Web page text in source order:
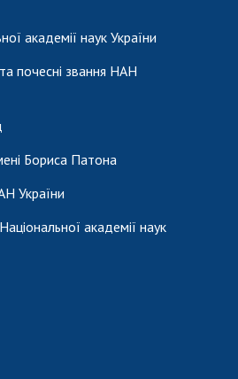
НАН УКРАЇНИ
УКРАЇНИ
академії наук України
почесні звання НАН
Бориса Патона
України
академії наук